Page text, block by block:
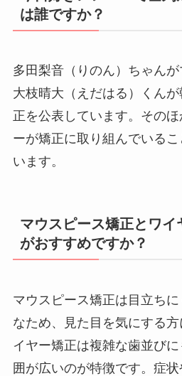
は誰ですか？
多田梨音（りのん）ちゃんが
大枝晴大（えだはる）くん
正を公表しています。その
ーが矯正に取り組んでいる
います。
マウスピース矯正とワイ
がおすすめですか？
マウスピース矯正は目立ち
なため、見た目を気にする
イヤー矯正は複雑な歯並び
囲が広いのが特徴です。症